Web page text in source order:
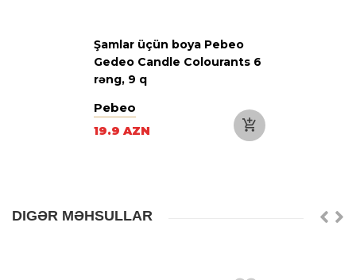
Şamlar üçün boya Pebeo
Gedeo Candle Colourants 6
rəng, 9 q
Pebeo
19.9 AZN
DIGƏR MƏHSULLAR